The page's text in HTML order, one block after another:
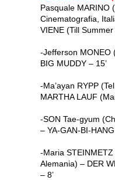
Pasquale MARINO
Cinematografia,
VIENE (Till Summer
-Jefferson MONEO
BIG MUDDY – 15’
-Ma’ayan RYPP
MARTHA LAUF
-SON Tae-gyum
– YA-GAN-BI-
-Maria
Alemania) – DER
– 8’